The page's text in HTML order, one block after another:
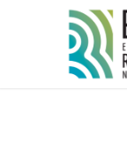
Panneau de gestion